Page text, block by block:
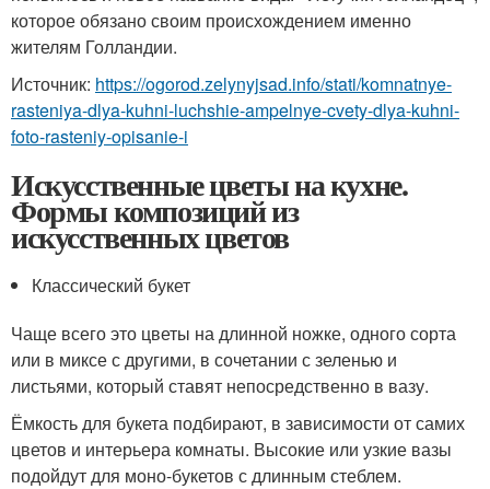
которое обязано своим происхождением именно
жителям Голландии.
Источник: https://ogorod.zelynyjsad.info/stati/komnatnye-
rasteniya-dlya-kuhni-luchshie-ampelnye-cvety-dlya-kuhni-
foto-rasteniy-opisanie-i
Искусственные цветы на кухне.
Формы композиций из
искусственных цветов
Классический букет
Чаще всего это цветы на длинной ножке, одного сорта
или в миксе с другими, в сочетании с зеленью и
листьями, который ставят непосредственно в вазу.
Ёмкость для букета подбирают, в зависимости от самих
цветов и интерьера комнаты. Высокие или узкие вазы
подойдут для моно-букетов с длинным стеблем.